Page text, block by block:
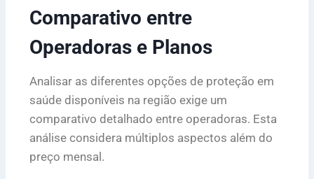
Comparativo entre
Operadoras e Planos
Analisar as diferentes opções de proteção em
saúde disponíveis na região exige um
comparativo detalhado entre operadoras. Esta
análise considera múltiplos aspectos além do
preço mensal.